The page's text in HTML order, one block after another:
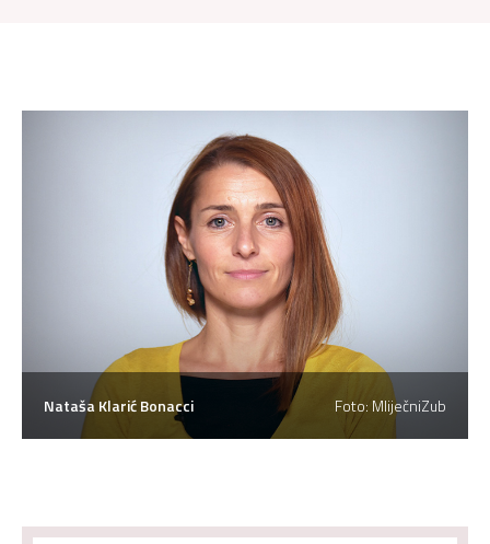
Nataša Klarić Bonacci Foto: MliječniZub